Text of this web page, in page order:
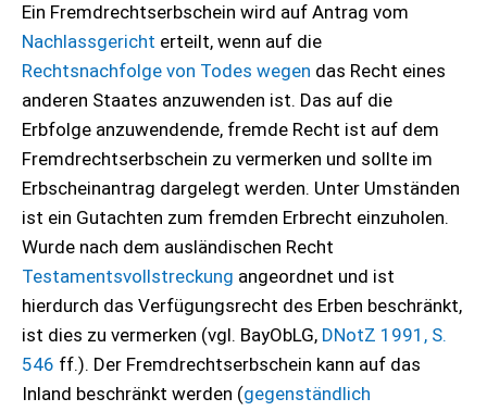
Ein Fremdrechtserbschein wird auf Antrag vom
Nachlassgericht erteilt, wenn auf die
Rechtsnachfolge von Todes wegen das Recht eines
anderen Staates anzuwenden ist. Das auf die
Erbfolge anzuwendende, fremde Recht ist auf dem
Fremdrechtserbschein zu vermerken und sollte im
Erbscheinantrag dargelegt werden. Unter Umständen
ist ein Gutachten zum fremden Erbrecht einzuholen.
Wurde nach dem ausländischen Recht
Testamentsvollstreckung angeordnet und ist
hierdurch das Verfügungsrecht des Erben beschränkt,
ist dies zu vermerken (vgl. BayObLG, DNotZ 1991, S.
546 ff.). Der Fremdrechtserbschein kann auf das
Inland beschränkt werden (gegenständlich